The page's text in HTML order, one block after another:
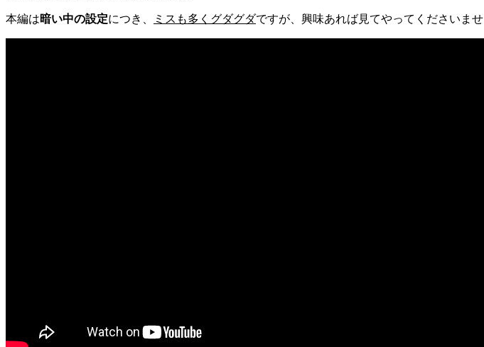
本編は暗い中の設定につき、 ミスも多くグダグダですが、興味あれば見てやってくださいませ